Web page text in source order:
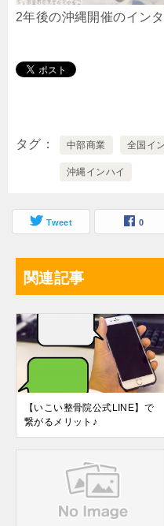
2年後の沖縄開催のイン
タグ 中部商業 全国イ
沖縄インハイ
Tweet 0
関連記事
【いこい整骨院公式LINE】で
繋がるメリット♪